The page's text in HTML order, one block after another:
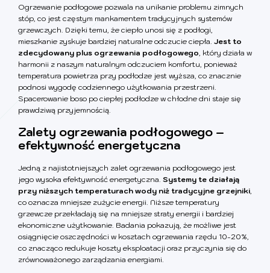
Ogrzewanie podłogowe pozwala na unikanie problemu zimnych
stóp, co jest częstym mankamentem tradycyjnych systemów
grzewczych. Dzięki temu, że ciepło unosi się z podłogi,
mieszkanie zyskuje bardziej naturalne odczucie ciepła. Jest to
zdecydowany plus ogrzewania podłogowego , który działa w
harmonii z naszym naturalnym odczuciem komfortu, ponieważ
temperatura powietrza przy podłodze jest wyższa, co znacznie
podnosi wygodę codziennego użytkowania przestrzeni.
Spacerowanie boso po ciepłej podłodze w chłodne dni staje się
prawdziwą przyjemnością.
Zalety ogrzewania podłogowego –
efektywność energetyczna
Jedną z najistotniejszych zalet ogrzewania podłogowego jest
jego wysoka efektywność energetyczna. Systemy te działają
przy niższych temperaturach wody niż tradycyjne grzejniki
co oznacza mniejsze zużycie energii. Niższe temperatury
grzewcze przekładają się na mniejsze straty energii i bardziej
ekonomiczne użytkowanie. Badania pokazują, że możliwe jest
osiągnięcie oszczędności w kosztach ogrzewania rzędu 10-20%,
co znacząco redukuje koszty eksploatacji oraz przyczynia się do
zrównoważonego zarządzania energiami.